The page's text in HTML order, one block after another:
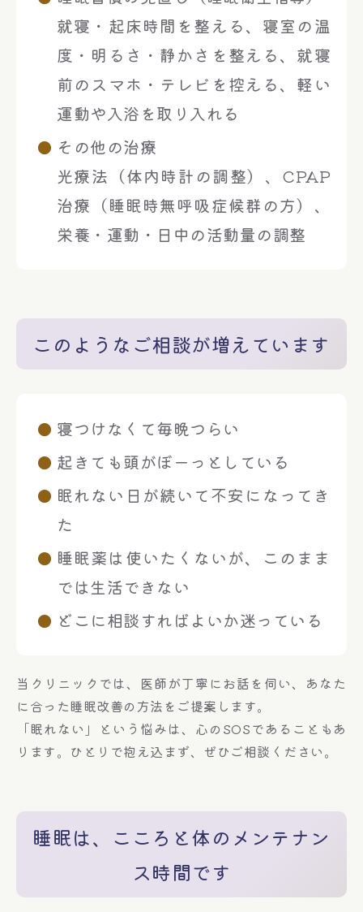
就寝・起床時間を整える、寝室の温
度・明るさ・静かさを整える、就寝
前のスマホ・テレビを控える、軽い
運動や入浴を取り入れる
その他の治療
光療法（体内時計の調整）、CPAP
治療（睡眠時無呼吸症候群の方）、
栄養・運動・日中の活動量の調整
このようなご相談が増えています
寝つけなくて毎晩つらい
起きても頭がぼーっとしている
眠れない日が続いて不安になってき
た
睡眠薬は使いたくないが、このまま
では生活できない
どこに相談すればよいか迷っている
当クリニックでは、医師が丁寧にお話を伺い、あなた
に合った睡眠改善の方法をご提案します。
「眠れない」という悩みは、心のSOSであることもあ
ります。ひとりで抱え込まず、ぜひご相談ください。
睡眠は、こころと体のメンテナン
ス時間です